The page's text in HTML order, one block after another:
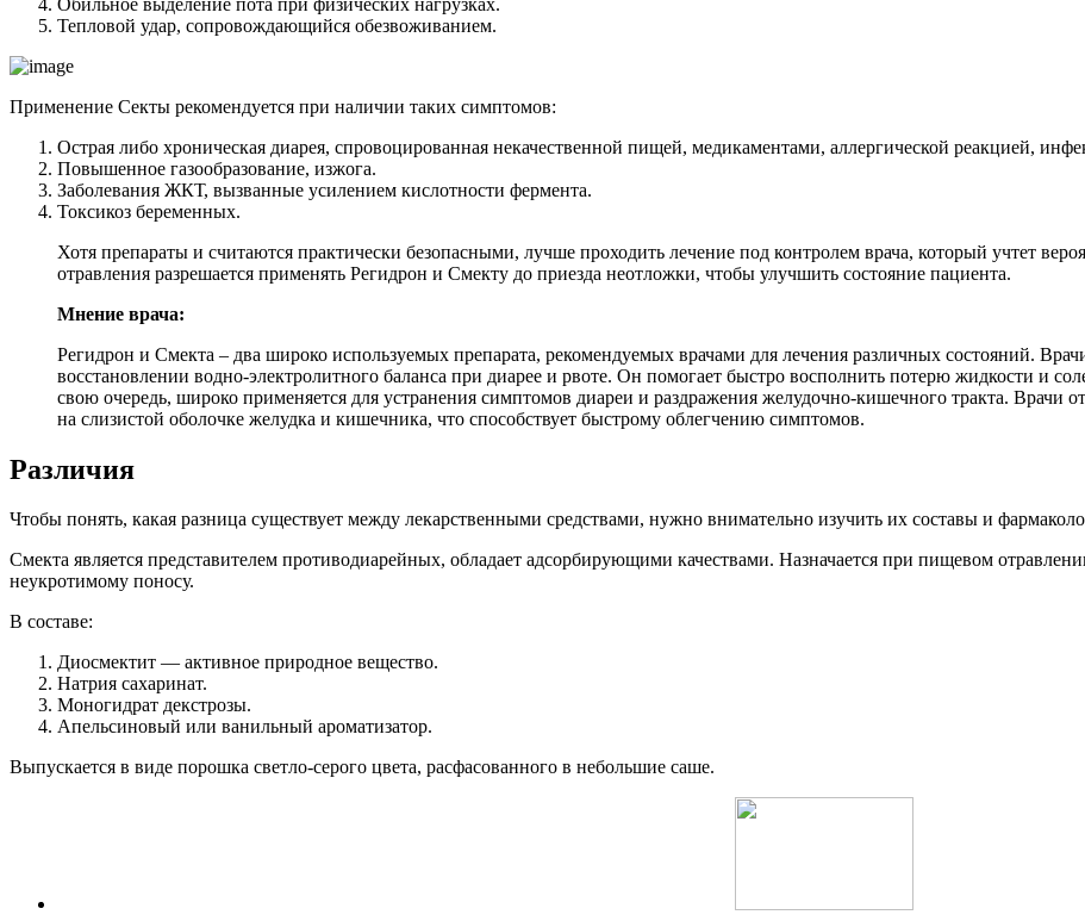
Тепловой удар, сопровождающийся обезвоживанием.
Применение Секты рекомендуется при наличии таких симптомов:
Острая либо хроническая диарея, спровоцированная некачественной пищей, медикаментами, аллергической реакцией,
Повышенное газообразование, изжога.
Заболевания ЖКТ, вызванные усилением кислотности фермента.
Токсикоз беременных.
Хотя препараты и считаются практически безопасными, лучше проходить лечение под контролем врача, который учтет
отравления разрешается применять Регидрон и Смекту до приезда неотложки, чтобы улучшить состояние пациента.
Мнение врача:
Регидрон и Смекта – два широко используемых препарата, рекомендуемых врачами для лечения различных состояний.
восстановлении водно-электролитного баланса при диарее и рвоте. Он помогает быстро восполнить потерю жидкости и
свою очередь, широко применяется для устранения симптомов диареи и раздражения желудочно-кишечного тракта. Врачи
на слизистой оболочке желудка и кишечника, что способствует быстрому облегчению симптомов.
Различия
Чтобы понять, какая разница существует между лекарственными средствами, нужно внимательно изучить их составы и
Смекта является представителем противодиарейных, обладает адсорбирующими качествами. Назначается при пищевом
неукротимому поносу.
В составе:
Диосмектит — активное природное вещество.
Натрия сахаринат.
Моногидрат декстрозы.
Апельсиновый или ванильный ароматизатор.
Выпускается в виде порошка светло-серого цвета, расфасованного в небольшие саше.